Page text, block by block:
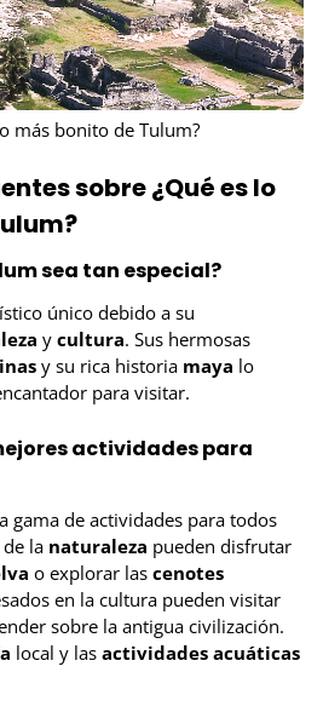
sobre ¿Qué es lo
sea tan especial?
único debido a su
y cultura. Sus hermosas
y su rica historia maya lo
para visitar.
actividades para
gama de actividades para todos
la naturaleza pueden disfrutar
o explorar las cenotes
en la cultura pueden visitar
sobre la antigua civilización.
local y las actividades acuáticas